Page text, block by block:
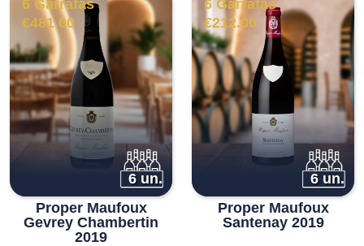
6 Garrafas
€481.00
6 un.
Proper Maufoux
Gevrey Chambertin
2019
6 Garrafas
€212.00
6 un.
Proper Maufoux
Santenay 2019